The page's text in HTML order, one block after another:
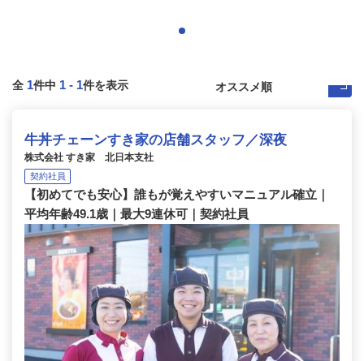
全 1件中 1 - 1件を表示
牛丼チェーンすき家の店舗スタッフ／深夜
株式会社 すき家 北日本支社
契約社員
【初めてでも安心】誰もが覚えやすいマニュアル確立｜
平均年齢49.1歳｜最大9連休可｜契約社員